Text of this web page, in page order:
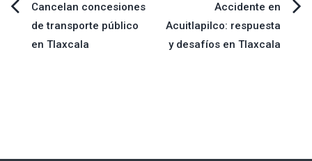
Navegación
de
Cancelan concesiones
de transporte público
en Tlaxcala
Accidente en
Acuitlapilco: respuesta
y desafíos en Tlaxcala